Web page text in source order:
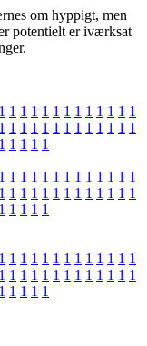
om hyppigt, men
potentielt er iværksat
1 1 1 1 1 1 1 1 1 1 1 1 1
1 1 1 1 1 1 1 1 1 1 1 1 1
1 1 1 1 1
1 1 1 1 1 1 1 1 1 1 1 1 1
1 1 1 1 1 1 1 1 1 1 1 1 1
1 1 1 1 1
1 1 1 1 1 1 1 1 1 1 1 1 1
1 1 1 1 1 1 1 1 1 1 1 1 1
1 1 1 1 1